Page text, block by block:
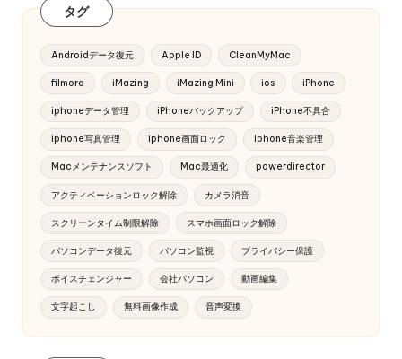
タグ
Androidデータ復元 Apple ID CleanMyMac
filmora iMazing iMazing Mini ios iPhone
iphoneデータ管理 iPhoneバックアップ iPhone不具合
iphone写真管理 iphone画面ロック Iphone音楽管理
Macメンテナンスソフト Mac最適化 powerdirector
アクティベーションロック解除 カメラ消音
スクリーンタイム制限解除 スマホ画面ロック解除
パソコンデータ復元 パソコン監視 プライバシー保護
ボイスチェンジャー 会社パソコン 動画編集
文字起こし 無料画像作成 音声変換